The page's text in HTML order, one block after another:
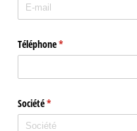
Téléphone*
(requis)
Société*
(requis)